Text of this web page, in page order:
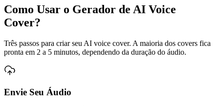
Como Usar o Gerador de AI Voice
Cover?
Três passos para criar seu AI voice cover. A maioria dos covers fica
pronta em 2 a 5 minutos, dependendo da duração do áudio.
Envie Seu Áudio